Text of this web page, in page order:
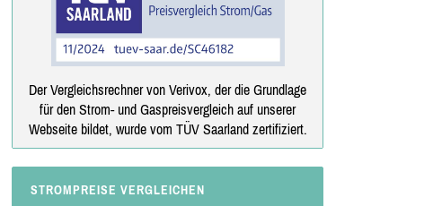
Der Vergleichsrechner von Verivox, der die Grundlage
für den Strom- und Gaspreisvergleich auf unserer
Webseite bildet, wurde vom TÜV Saarland zertifiziert.
STROMPREISE VERGLEICHEN